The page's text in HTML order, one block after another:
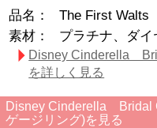
品名：
The First Walts
素材：
プラチナ、ダイ
Disney Cinderella
を詳しく見る
Disney Cinderella Bridal
ゲージリング)を見る